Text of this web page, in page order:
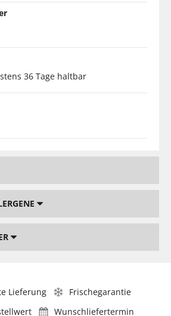
36 Tage haltbar
Lieferung
Frischegarantie
Wunschliefertermin